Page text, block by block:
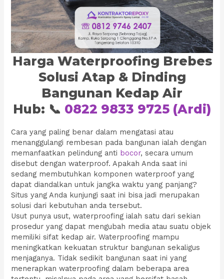
Harga Waterproofing Brebes
Solusi Atap & Dinding
Bangunan Kedap Air
Hub: 📞 0822 9833 9725 (Ardi)
Cara yang paling benar dalam mengatasi atau
menanggulangi rembesan pada bangunan ialah dengan
memanfaatkan pelindung anti bocor, secara umum
disebut dengan waterproof. Apakah Anda saat ini
sedang membutuhkan komponen waterproof yang
dapat diandalkan untuk jangka waktu yang panjang?
Situs yang Anda kunjungi saat ini bisa jadi merupakan
solusi dari kebutuhan anda tersebut.
Usut punya usut, waterproofing ialah satu dari sekian
prosedur yang dapat mengubah media atau suatu objek
memiliki sifat kedap air. Waterproofing mampu
meningkatkan kekuatan struktur bangunan sekaligus
menjaganya. Tidak sedikit bangunan saat ini yang
menerapkan waterproofing dalam beberapa area